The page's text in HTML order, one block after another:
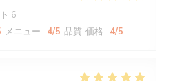
6
メニュー : 4/5 品質-価格 : 4/5